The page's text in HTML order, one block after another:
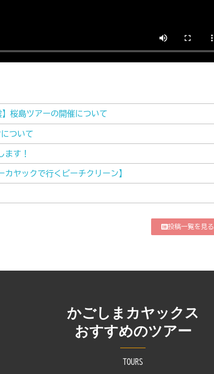
桜島ツアーの開催について
ついて
ます！
カヤックで行くビーチクリーン】
投稿一覧を見る
かごしまカヤックス
おすすめのツアー
TOURS